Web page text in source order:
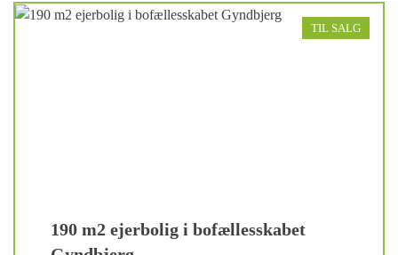
TIL SALG
190 m2 ejerbolig i bofællesskabet